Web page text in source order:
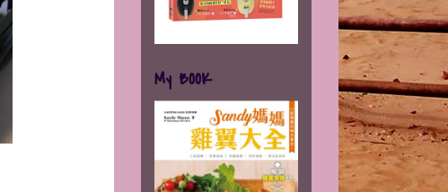
My BOOK